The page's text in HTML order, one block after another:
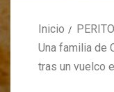
Inicio
Una familia de
tras un vuelco